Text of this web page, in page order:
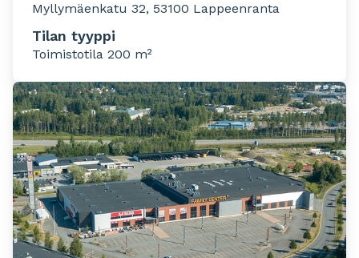
Myllymäenkatu 32, 53100 Lappeenranta
Tilan tyyppi
Toimistotila 200 m²